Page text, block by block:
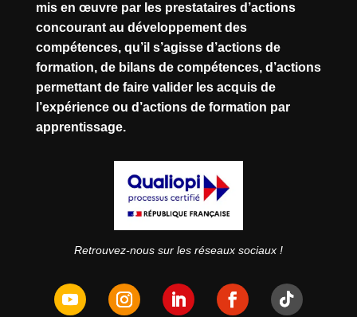
mis en œuvre par les prestataires d’actions
concourant au développement des
compétences, qu’il s’agisse d’actions de
formation, de bilans de compétences, d’actions
permettant de faire valider les acquis de
l’expérience ou d’actions de formation par
apprentissage.
Retrouvez-nous sur les réseaux sociaux !